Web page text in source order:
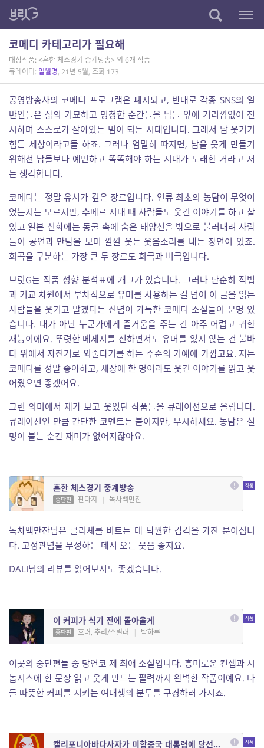
코메디 카테고리가 필요해
대상작품: <흔한 체스경기 중계방송> 외 6개 작품
큐레이터: 일월명, 21년 5월, 조회 173
공영방송사의 코메디 프로그램은 폐지되고, 반대로 각종 SNS의 일
반인들은 삶의 기묘하고 멍청한 순간들을 남들 앞에 거리낌없이 전
시하며 스스로가 살아있는 밈이 되는 시대입니다. 그래서 남 웃기기
힘든 세상이라고들 하죠. 그러나 엄밀히 따지면, 남을 웃게 만들기
위해선 남들보다 예민하고 똑똑해야 하는 시대가 도래한 거라고 저
는 생각합니다.
코메디는 정말 유서가 깊은 장르입니다. 인류 최초의 농담이 무엇이
었는지는 모르지만, 수메르 시대 때 사람들도 웃긴 이야기를 하고 살
았고 일본 신화에는 동굴 속에 숨은 태양신을 밖으로 불러내려 사람
들이 공연과 만담을 보며 껄껄 웃는 웃음소리를 내는 장면이 있죠.
희곡을 구분하는 가장 큰 두 장르도 희극과 비극입니다.
브릿G는 작품 성향 분석표에 개그가 있습니다. 그러나 단순히 작법
과 기교 차원에서 부차적으로 유머를 사용하는 걸 넘어 이 글을 읽는
사람들을 웃기고 말겠다는 신념이 가득한 코메디 소설들이 분명 있
습니다. 내가 아닌 누군가에게 즐거움을 주는 건 아주 어렵고 귀한
재능이에요. 뚜렷한 메세지를 전하면서도 유머를 잃지 않는 건 불바
다 위에서 자전거로 외줄타기를 하는 수준의 기예에 가깝고요. 저는
코메디를 정말 좋아하고, 세상에 한 명이라도 웃긴 이야기를 읽고 웃
어줬으면 좋겠어요.
그런 의미에서 제가 보고 웃었던 작품들을 큐레이션으로 올립니다.
큐레이션인 만큼 간단한 코멘트는 붙이지만, 무시하세요. 농담은 설
명이 붙는 순간 재미가 없어지잖아요.
흔한 체스경기 중계방송
중단편 판타지 | 녹차백만잔
녹차백만잔님은 클리셰를 비트는 데 탁월한 감각을 가진 분이십니
다. 고정관념을 부정하는 데서 오는 웃음 좋지요.
DALI님의 리뷰를 읽어보셔도 좋겠습니다.
이 커피가 식기 전에 돌아올게
중단편 호러, 추리/스릴러 | 박하루
이곳의 중단편들 중 당연코 제 최애 소설입니다. 흥미로운 컨셉과 시
놉시스에 한 문장 읽고 웃게 만드는 필력까지 완벽한 작품이예요. 다
들 따뜻한 커피를 지키는 여대생의 분투를 구경하러 가시죠.
캘리포니아바다사자가 미합중국 대통령에 당선되었다